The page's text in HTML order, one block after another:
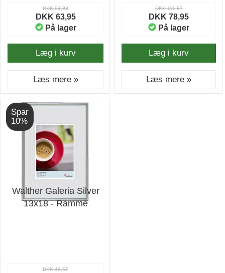
DKK 94,33
DKK 63,95
På lager
Læg i kurv
Læs mere »
DKK 111,87
DKK 78,95
På lager
Læg i kurv
Læs mere »
Spar
10%
Walther Galeria Silver
13x18 - Ramme
DKK 48,57